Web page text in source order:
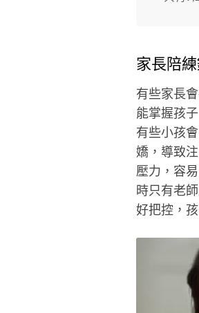
家長陪
有些家長
能掌握孩
有些小孩
嬌，導致
壓力，容
時只有老
好把控，